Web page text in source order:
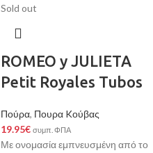
Sold out
ROMEO y JULIETA
Petit Royales Tubos
Πούρα, Πουρα Kούβας
19.95€ συμπ. ΦΠΑ
Με ονομασία εμπνευσμένη από το